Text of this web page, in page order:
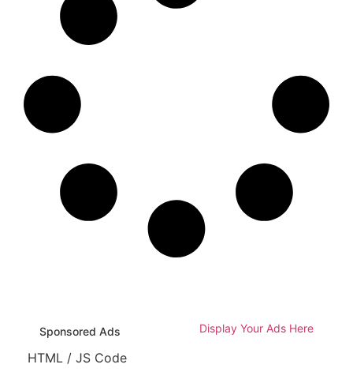
Sponsored Ads Display Your Ads Here
HTML / JS Code